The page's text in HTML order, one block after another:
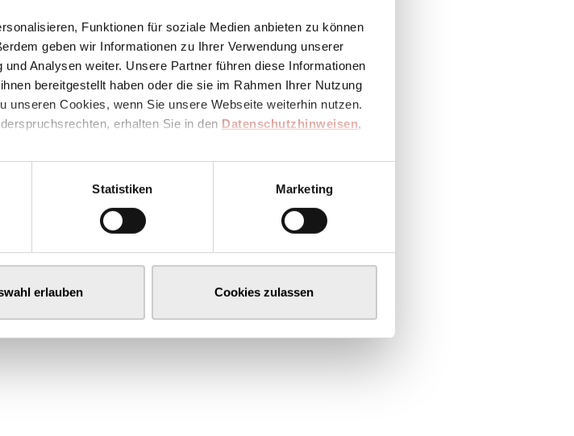
Funktionen für soziale Medien anbieten zu können
geben wir Informationen zu Ihrer Verwendung unserer
Analysen weiter. Unsere Partner führen diese Informationen
bereitgestellt haben oder die sie im Rahmen Ihrer Nutzung
unseren Cookies, wenn Sie unsere Webseite weiterhin nutzen.
erhalten Sie in den Datenschutzhinweisen,
Statistiken Marketing
erlauben Cookies zulassen